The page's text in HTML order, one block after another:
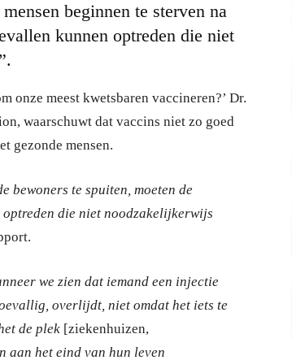
beginnen te sterven na
kunnen optreden die niet
onze meest kwetsbaren vaccineren?’ Dr.
waarschuwt dat vaccins niet zo goed
gezonde mensen.
bewoners te spuiten, moeten de
die niet noodzakelijkerwijs
we zien dat iemand een injectie
overlijdt, niet omdat het iets te
de plek [ziekenhuizen,
aan het eind van hun leven